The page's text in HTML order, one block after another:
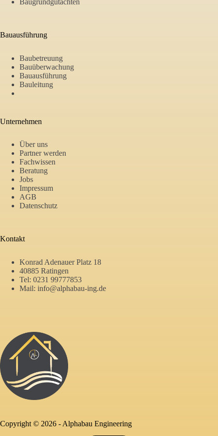
Alphabau
Bauausführung
Baubetreuung
Bauüberwachung
Bauausführung
Bauleitung
Unternehmen
Über uns
Partner werden
Fachwissen
Beratung
Jobs
Impressum
AGB
Datenschutz
Kontakt
Konrad Adenauer Platz 18
40885 Ratingen
Tel: 0231 99777853
Mail: info@alphabau-ing.de
Copyright © 2026 - Alphabau Engineering